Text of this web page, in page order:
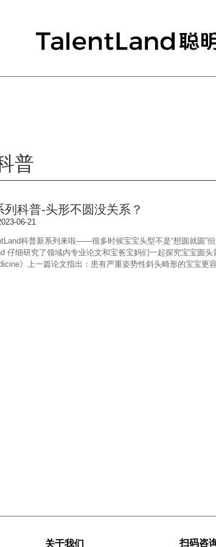
普
列科普-头形不圆没关系？
06-21
科普新系列来啦——很多时候宝宝头型不是“想圆就圆”
仔细研究了领域内专业论文和宝爸宝妈们一起探究宝宝圆
》上一篇论文指出：患有严重姿势性斜头畸形的宝宝更
关于我们 扫码咨